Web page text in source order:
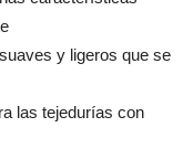
y ligeros que se
las tejedurías con